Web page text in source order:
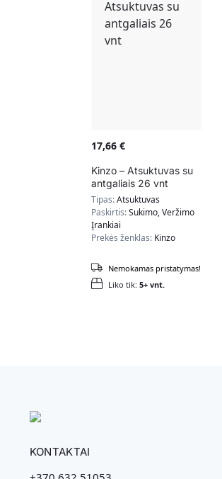
17,66 €
Kinzo – Atsuktuvas su
antgaliais 26 vnt
Tipas:Atsuktuvas
Paskirtis:Sukimo, Veržimo
Įrankiai
Prekės ženklas: Kinzo
Liko tik: 5+ vnt.
Nemokamas pristatymas!
KONTAKTAI